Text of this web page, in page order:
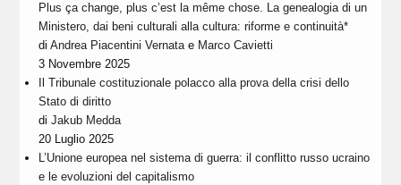
Plus ça change, plus c’est la même chose. La genealogia di un
Ministero, dai beni culturali alla cultura: riforme e continuità*
diAndrea Piacentini Vernatae Marco Cavietti
3 Novembre 2025
Il Tribunale costituzionale polacco alla prova della crisi dello
Stato di diritto
diJakub Medda
20 Luglio 2025
L’Unione europea nel sistema di guerra: il conflitto russo ucraino
e le evoluzioni del capitalismo